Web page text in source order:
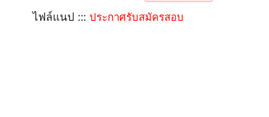
ไฟล์แนป ::: ประกาศรับสมัครสอบ